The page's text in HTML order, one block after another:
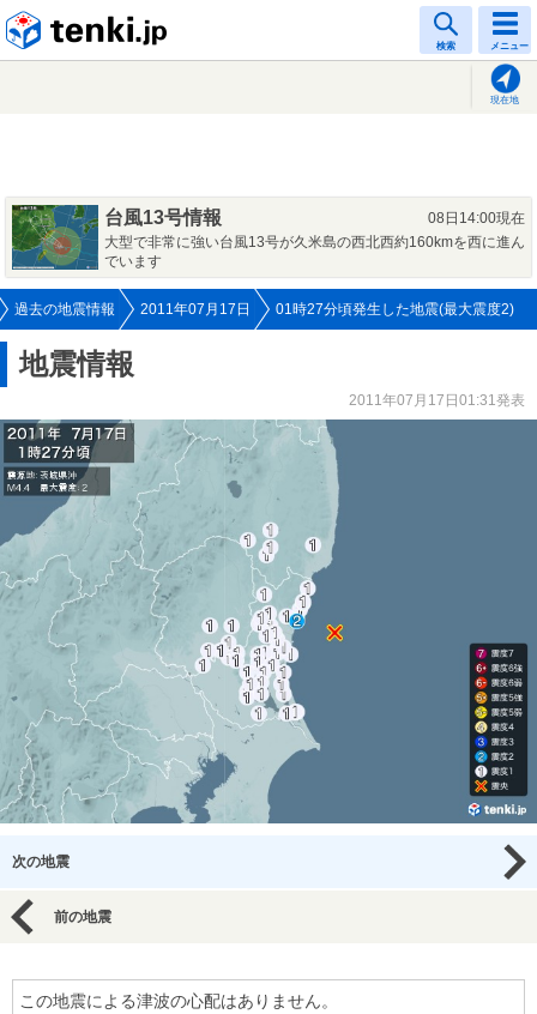
検索 メニュー
現在地
台風13号情報
08日14:00現在
大型で非常に強い台風13号が久米島の西北西約160kmを西に進ん
でいます
過去の地震情報 2011年07月17日 01時27分頃発生した地震(最大震度2)
地震情報
2011年07月17日01:31発表
次の地震
前の地震
この地震による津波の心配はありません。